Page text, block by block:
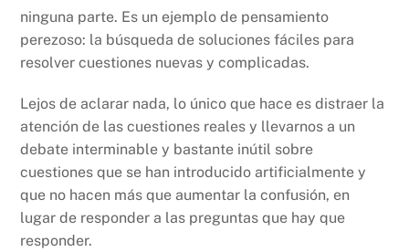
ninguna parte. Es un ejemplo de pensamiento
perezoso: la búsqueda de soluciones fáciles para
resolver cuestiones nuevas y complicadas.
Lejos de aclarar nada, lo único que hace es distraer la
atención de las cuestiones reales y llevarnos a un
debate interminable y bastante inútil sobre
cuestiones que se han introducido artificialmente y
que no hacen más que aumentar la confusión, en
lugar de responder a las preguntas que hay que
responder.